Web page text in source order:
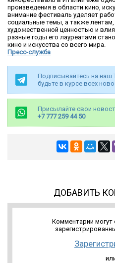
произведения в области кино,
внимание фестиваль уделяет
социальные темы, а также
художественной ценностью и
разные годы его лауреатами
кино и искусства со всего мира.
Пресс-служба
Подписывайтесь на наш
будьте в курсе всех
Присылайте свои
+7 777 259 44 50
ДОБАВИТЬ
Комментарии могут